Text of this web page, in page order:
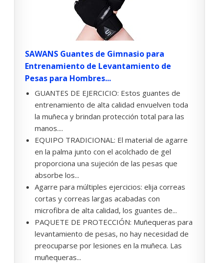
SAWANS Guantes de Gimnasio para
Entrenamiento de Levantamiento de
Pesas para Hombres...
GUANTES DE EJERCICIO: Estos guantes de
entrenamiento de alta calidad envuelven toda
la muñeca y brindan protección total para las
manos....
EQUIPO TRADICIONAL: El material de agarre
en la palma junto con el acolchado de gel
proporciona una sujeción de las pesas que
absorbe los...
Agarre para múltiples ejercicios: elija correas
cortas y correas largas acabadas con
microfibra de alta calidad, los guantes de...
PAQUETE DE PROTECCIÓN: Muñequeras para
levantamiento de pesas, no hay necesidad de
preocuparse por lesiones en la muñeca. Las
muñequeras...